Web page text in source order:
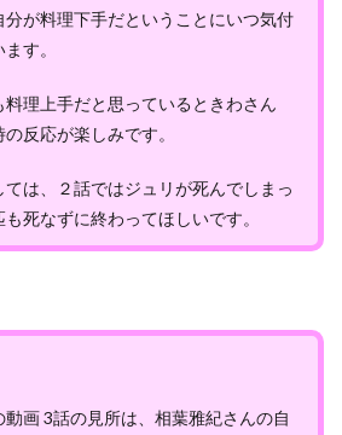
が料理下手だということにいつ気付
す。
理上手だと思っているときわさん
反応が楽しみです。
は、２話ではジュリが死んでしまっ
死なずに終わってほしいです。
画 3話の見所は、相葉雅紀さんの自